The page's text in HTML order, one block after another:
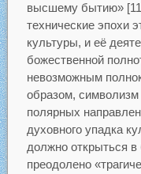
высшему бытию»
технические эпохи
культуры, и её
божественной
невозможным
образом,
полярных
духовного упадка
должно открыться
преодолено